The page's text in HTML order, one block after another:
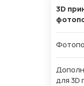
3D
для 3D